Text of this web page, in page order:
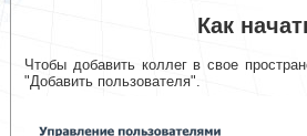
Как
Чтобы добавить коллег в свое
"Добавить пользователя".